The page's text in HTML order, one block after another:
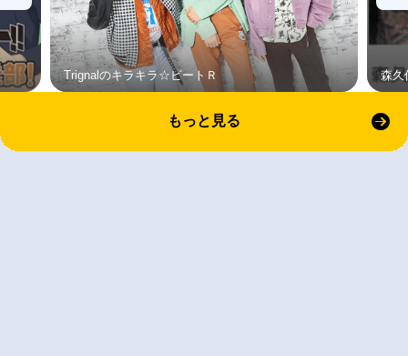
Trignalのキラキラ☆ビートＲ 森久
もっと見る